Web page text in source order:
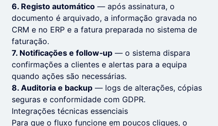
6. Registo automático — após assinatura, o
documento é arquivado, a informação gravada no
CRM e no ERP e a fatura preparada no sistema de
faturação.
7. Notificações e follow‑up — o sistema dispara
confirmações a clientes e alertas para a equipa
quando ações são necessárias.
8. Auditoria e backup — logs de alterações, cópias
seguras e conformidade com GDPR.
Integrações técnicas essenciais
Para que o fluxo funcione em poucos cliques, o